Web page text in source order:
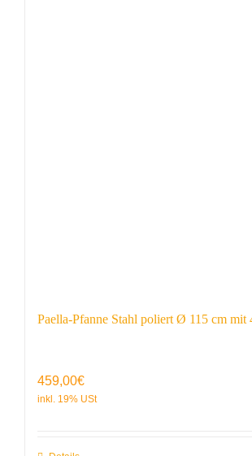
Paella-Pfanne Stahl poliert Ø 115 cm mit
459,00€